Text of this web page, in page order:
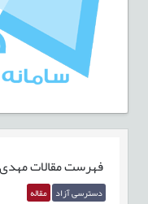
فهرست مقالاتمهدی
دسترسی آزاد مقاله